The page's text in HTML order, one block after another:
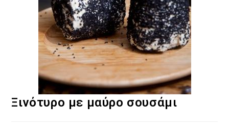
Ξινότυρο με μαύρο σουσάμι